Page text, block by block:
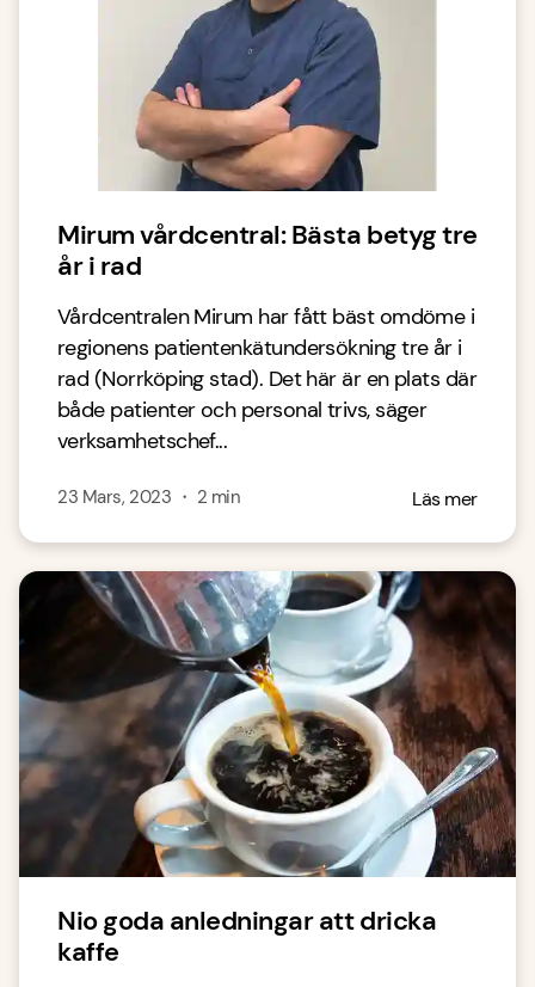
Mirum vårdcentral: Bästa betyg tre
år i rad
Vårdcentralen Mirum har fått bäst omdöme i
regionens patientenkätundersökning tre år i
rad (Norrköping stad). Det här är en plats där
både patienter och personal trivs, säger
verksamhetschef...
23 Mars, 2023 ・ 2 min Läs mer
Nio goda anledningar att dricka
kaffe